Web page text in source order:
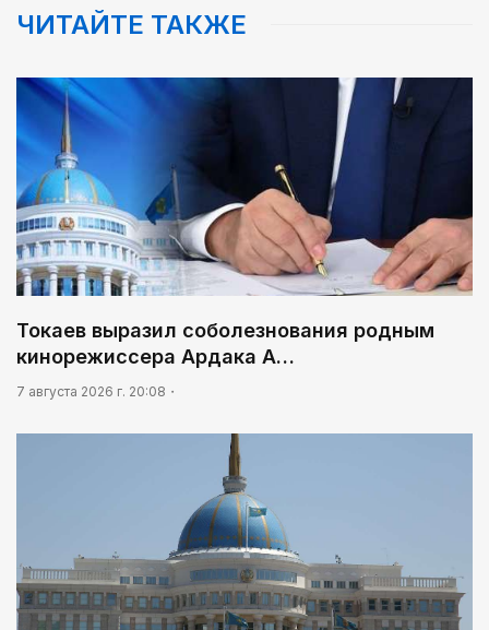
ЧИТАЙТЕ ТАКЖЕ
Токаев выразил соболезнования родным
кинорежиссера Ардака А…
7 августа 2026 г. 20:08